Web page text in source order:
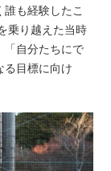
も経験したこ
乗り越えた当時
「自分たちにで
る目標に向け